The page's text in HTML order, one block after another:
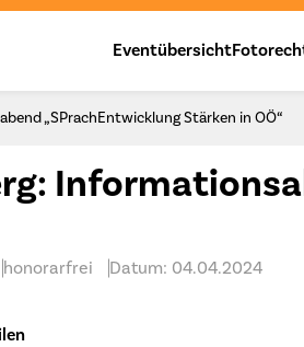
Eventübersicht
„SPrachEntwicklung Stärken in OÖ“
honorarfrei Datum: 04.04.2024